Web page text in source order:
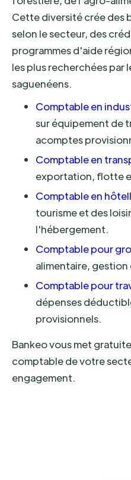
Cette diversité crée des
selon le secteur, des
programmes d'aide
les plus recherchées par
saguenéens.
Comptable en
sur équipement de
acomptes
Comptable en
exportation, flotte
Comptable en
tourisme et des
l'hébergement.
Comptable pour
alimentaire, gestion
Comptable pour
dépenses
provisionnels.
Bankeo vous met
comptable de votre
engagement.